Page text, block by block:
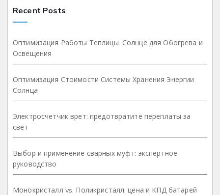
Recent Posts
Оптимизация Работы Теплицы: Солнце для Обогрева и
Освещения
Оптимизация Стоимости Системы Хранения Энергии
Солнца
Электросчетчик врет: предотвратите переплаты за
свет
Выбор и применение сварных муфт: экспертное
руководство
Монокристалл vs. Поликристалл: цена и КПД батарей